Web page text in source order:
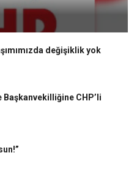
değişiklik yok
CHP’li